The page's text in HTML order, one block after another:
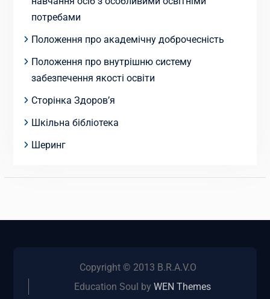
потребами
Положення про академічну доброчесність
Положення про внутрішню систему
забезпечення якості освіти
Сторінка Здоров’я
Шкільна бібліотека
Шеринг
Copyright © 2013 B.R.A.V.O
Education Soul byWEN Themes